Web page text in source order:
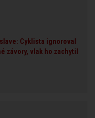
Cyklista ignoroval
závory, vlak ho zachytil